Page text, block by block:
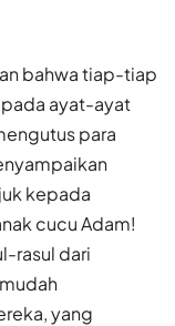
bahwa tiap-tiap
pada ayat-ayat
para
kepada
cucu Adam!
rasul dari
yang